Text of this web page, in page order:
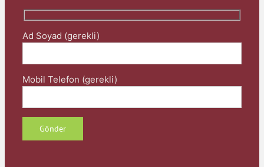
Ad Soyad (gerekli)
Mobil Telefon (gerekli)